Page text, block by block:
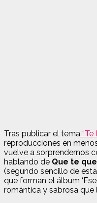
Tras publicar el tema “Te
reproducciones en
vuelve a sorprendernos
hablando de Que te
(segundo sencillo de
que forman el álbum
romántica y sabrosa que